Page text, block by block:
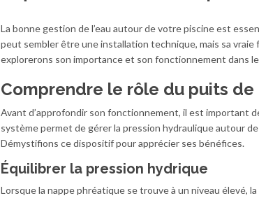
La bonne gestion de l’eau autour de votre piscine est
peut sembler être une installation technique, mais sa
explorerons son importance et son fonctionnement dans
Comprendre le rôle du puits
Avant d’approfondir son fonctionnement, il est important
système permet de gérer la pression hydraulique autour de
Démystifions ce dispositif pour apprécier ses bénéfices.
Équilibrer la pression hydrique
Lorsque la nappe phréatique se trouve à un niveau élevé,